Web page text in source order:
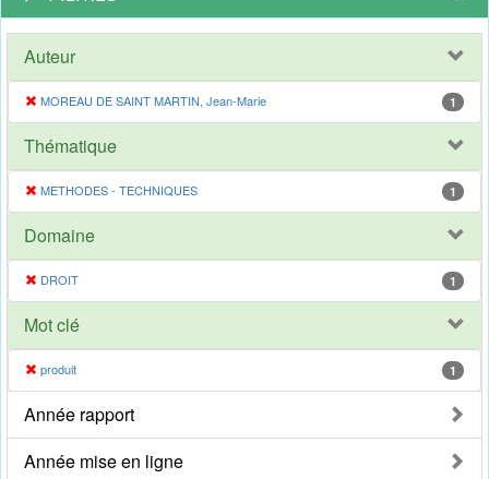
Auteur
MOREAU DE SAINT MARTIN, Jean-Marie 1
Thématique
METHODES - TECHNIQUES 1
Domaine
DROIT 1
Mot clé
produit 1
Année rapport
Année mise en ligne